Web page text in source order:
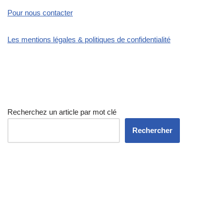
Pour nous contacter
Les mentions légales & politiques de confidentialité
Recherchez un article par mot clé
Rechercher